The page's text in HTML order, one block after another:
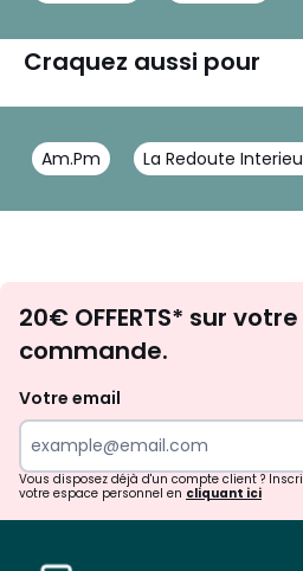
Craquez aussi pour
Am.Pm La Redoute
20€ OFFERTS* sur
commande.
Votre email
Vous disposez déjà d'un compte client ?
votre espace personnel en cliquant ici